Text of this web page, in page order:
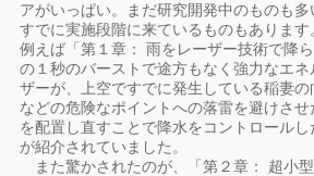
アがいっぱい。まだ研究開発中のものも
すでに実施段階に来ているものもあります
例えば「第１章： 雨をレーザー技術で降
の１秒のバーストで途方もなく強力なエ
ザーが、上空ですでに発生している稲妻
などの危険なポイントへの落雷を避けさ
を配置し直すことで降水をコントロール
が紹介されていました。
また驚かされたのが、「第２章： 超小